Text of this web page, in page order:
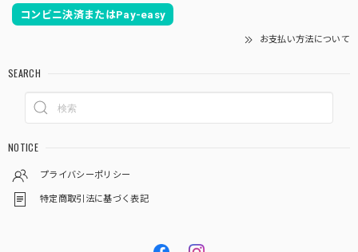
コンビニ決済またはPay-easy
お支払い方法について
SEARCH
NOTICE
プライバシーポリシー
特定商取引法に基づく表記